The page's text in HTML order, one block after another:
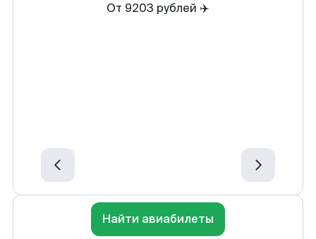
От 9203 рублей ✈️
Найти авиабилеты